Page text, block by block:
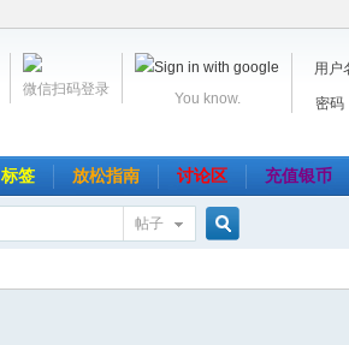
用户
密码
You know.
微信扫码登录
标签 放松指南 讨论区 充值银币
帖子